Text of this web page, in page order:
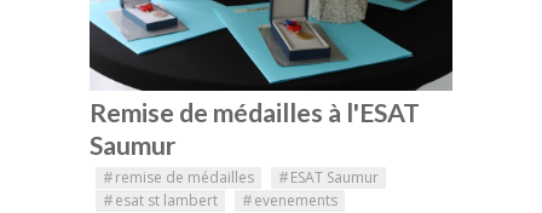
Remise de médailles à l'ESAT
Saumur
#remise de médailles #ESAT Saumur
#esat st lambert #evenements